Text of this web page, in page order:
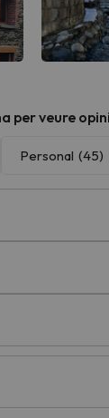
per veure
Personal (45)